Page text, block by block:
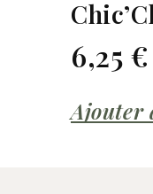
6,25 €
Ajouter